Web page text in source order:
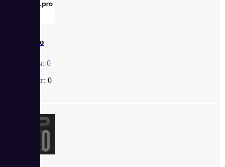
Site.pro
Отзывы: 0
Рейтинг: 0